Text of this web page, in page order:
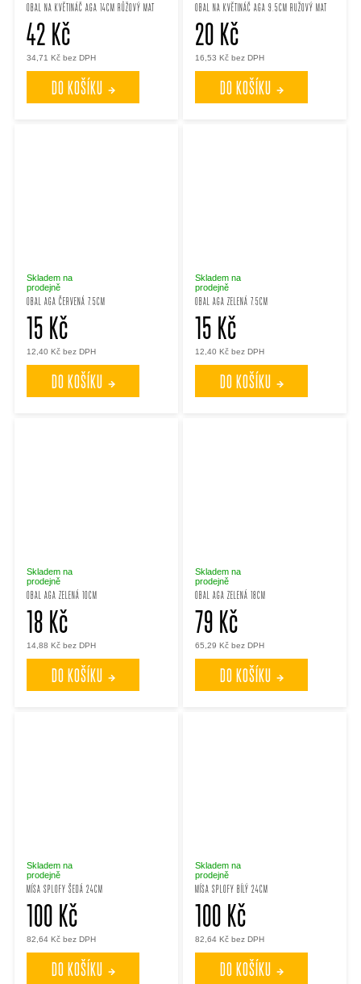
OBAL NA KVĚTINÁČ AGA 14CM RŮŽOVÝ MAT
34,71 Kč bez DPH
42 Kč
DO KOŠÍKU
OBAL NA KVĚTINÁČ AGA 9.5CM RUŽOVÝ MAT
16,53 Kč bez DPH
20 Kč
DO KOŠÍKU
OBAL AGA ČERVENÁ 7.5CM
Skladem na
prodejně
12,40 Kč bez DPH
15 Kč
DO KOŠÍKU
OBAL AGA ZELENÁ 7.5CM
Skladem na
prodejně
12,40 Kč bez DPH
15 Kč
DO KOŠÍKU
OBAL AGA ZELENÁ 10CM
Skladem na
prodejně
14,88 Kč bez DPH
18 Kč
DO KOŠÍKU
OBAL AGA ZELENÁ 18CM
Skladem na
prodejně
65,29 Kč bez DPH
79 Kč
DO KOŠÍKU
MÍSA SPLOFY ŠEDÁ 24CM
Skladem na
prodejně
82,64 Kč bez DPH
100 Kč
DO KOŠÍKU
MÍSA SPLOFY BÍLÝ 24CM
Skladem na
prodejně
82,64 Kč bez DPH
100 Kč
DO KOŠÍKU